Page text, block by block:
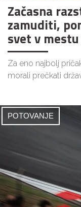
Začasna
zamuditi,
svet v
Za eno najbolj
morali prečkati
POTOVANJE